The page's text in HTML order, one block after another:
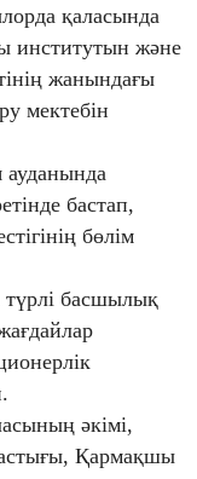
қаласында
институтын және
жанындағы
мектебін
бастап,
бөлім
түрлі басшылық
әкімі,
Қармақшы